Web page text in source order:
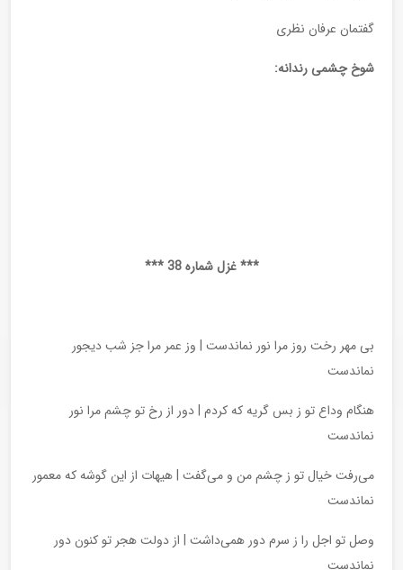
گفتمان عرفان نظری
شوخ چشمی رندانه:
*** غزل شماره 38 ***
بی مهر رخت روز مرا نور نماندست | وز عمر مرا جز شب دیجور
نماندست
هنگام وداع تو ز بس گریه که کردم | دور از رخ تو چشم مرا نور
نماندست
می‌رفت خیال تو ز چشم من و می‌گفت | هیهات از این گوشه که معمور
نماندست
وصل تو اجل را ز سرم دور همی‌داشت | از دولت هجر تو کنون دور
نماندست